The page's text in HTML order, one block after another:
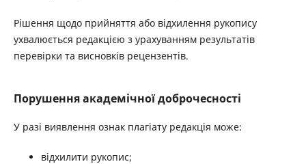
Рішення щодо прийняття або відхилення рукопису
ухвалюється редакцією з урахуванням результатів
перевірки та висновків рецензентів.
Порушення академічної доброчесності
У разі виявлення ознак плагіату редакція може:
відхилити рукопис;